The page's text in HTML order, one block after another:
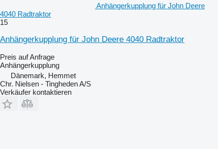
Anhängerkupplung für John Deere
4040 Radtraktor
15
Anhängerkupplung für John Deere 4040 Radtraktor
Preis auf Anfrage
Anhängerkupplung
Dänemark, Hemmet
Chr. Nielsen - Tingheden A/S
Verkäufer kontaktieren